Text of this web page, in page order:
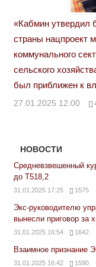
«Кабмин утвердил
страны нацпроект
коммунального
сельского
был приближен к
27.01.2025 12:00
НОВОСТИ
Средневзвешенный
до Т518,2
31.01.2025 17:25 1575
Экс-руководителю
вынесли приговор за
31.01.2025 16:54 1642
Взаимное признание
31.01.2025 16:42 1590